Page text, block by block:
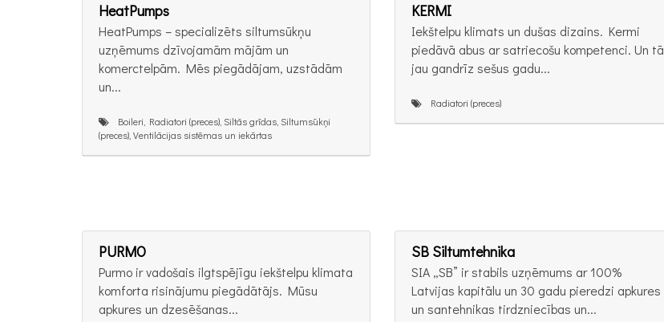
HeatPumps
HeatPumps – specializēts siltumsūkņu
uzņēmums dzīvojamām mājām un
komerctelpām. Mēs piegādājam, uzstādām
un...
Boileri, Radiatori (preces), Siltās grīdas, Siltumsūkņi
(preces), Ventilācijas sistēmas un iekārtas
KERMI
Iekštelpu klimats un dušas dizains. Kermi
piedāvā abus ar satriecošu kompetenci. Un tā
jau gandrīz sešus gadu...
Radiatori (preces)
PURMO
Purmo ir vadošais ilgtspējīgu iekštelpu klimata
komforta risinājumu piegādātājs. Mūsu
apkures un dzesēšanas...
SB Siltumtehnika
SIA „SB” ir stabils uzņēmums ar 100%
Latvijas kapitālu un 30 gadu pieredzi apkures
un santehnikas tirdzniecības un...